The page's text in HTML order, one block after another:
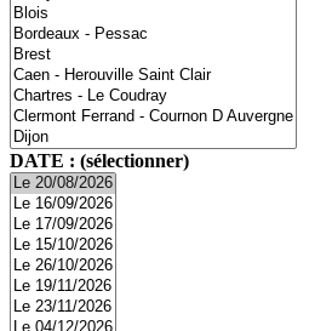
DATE : (sélectionner)